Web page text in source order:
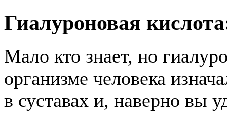
Гиалуроновая
Мало кто знает, но
организме человека
в суставах и, наверно вы